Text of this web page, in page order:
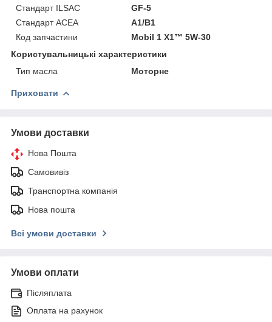
Стандарт ILSAC
GF-5
Стандарт ACEA
A1/B1
Код запчастини
Mobil 1 X1™ 5W-30
Користувальницькі характеристики
Тип масла
Моторне
Приховати
Умови доставки
Нова Пошта
Самовивіз
Транспортна компанія
Нова пошта
Всі умови доставки
Умови оплати
Післяплата
Оплата на рахунок